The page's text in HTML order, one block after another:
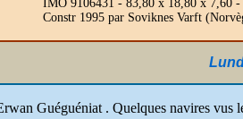
IMO 9106431 - 83,80 x 18,80 x 7,60
Constr 1995 par Soviknes Varft
Guéguéniat . Quelques navires vus